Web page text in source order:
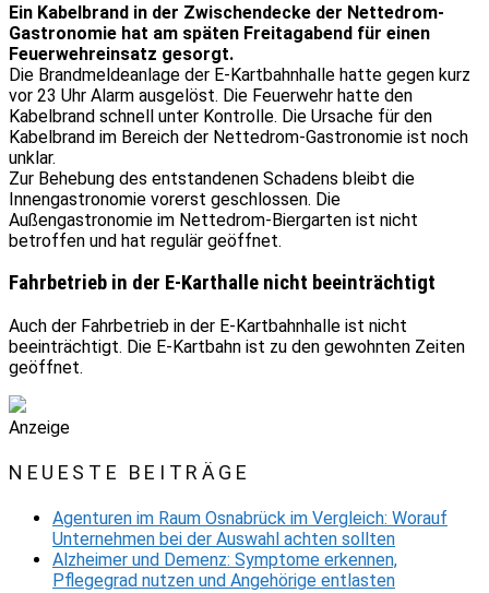
Ein Kabelbrand in der Zwischendecke der Nettedrom-
Gastronomie hat am späten Freitagabend für einen
Feuerwehreinsatz gesorgt.
Die Brandmeldeanlage der E-Kartbahnhalle hatte gegen kurz
vor 23 Uhr Alarm ausgelöst. Die Feuerwehr hatte den
Kabelbrand schnell unter Kontrolle. Die Ursache für den
Kabelbrand im Bereich der Nettedrom-Gastronomie ist noch
unklar.
Zur Behebung des entstandenen Schadens bleibt die
Innengastronomie vorerst geschlossen. Die
Außengastronomie im Nettedrom-Biergarten ist nicht
betroffen und hat regulär geöffnet.
Fahrbetrieb in der E-Karthalle nicht beeinträchtigt
Auch der Fahrbetrieb in der E-Kartbahnhalle ist nicht
beeinträchtigt. Die E-Kartbahn ist zu den gewohnten Zeiten
geöffnet.
Anzeige
NEUESTE BEITRÄGE
Agenturen im Raum Osnabrück im Vergleich: Worauf
Unternehmen bei der Auswahl achten sollten
Alzheimer und Demenz: Symptome erkennen,
Pflegegrad nutzen und Angehörige entlasten